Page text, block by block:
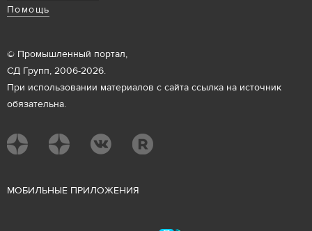
Помощь
© Промышленный портал,
СД Групп, 2006-2026.
При использовании материалов с сайта ссылка на источник
обязательна.
МОБИЛЬНЫЕ ПРИЛОЖЕНИЯ